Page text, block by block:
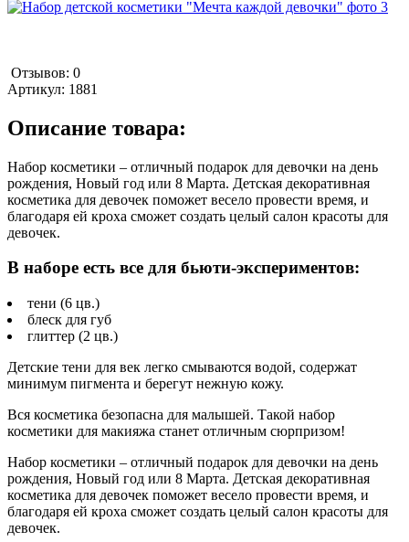
Отзывов: 0
Артикул: 1881
Описание товара:
Набор косметики – отличный подарок для девочки на день
рождения, Новый год или 8 Марта. Детская декоративная
косметика для девочек поможет весело провести время, и
благодаря ей кроха сможет создать целый салон красоты для
девочек.
В наборе есть все для бьюти-экспериментов:
тени (6 цв.)
блеск для губ
глиттер (2 цв.)
Детские тени для век легко смываются водой, содержат
минимум пигмента и берегут нежную кожу.
Вся косметика безопасна для малышей. Такой набор
косметики для макияжа станет отличным сюрпризом!
Набор косметики – отличный подарок для девочки на день
рождения, Новый год или 8 Марта. Детская декоративная
косметика для девочек поможет весело провести время, и
благодаря ей кроха сможет создать целый салон красоты для
девочек.